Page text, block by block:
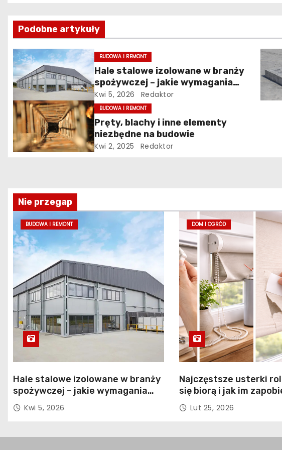
w
i
g
a
c
j
a
p
i
s
u
Podobne artykuły
BUDOWA I REMONT
Hale stalowe izolowane w branży
spożywczej – jakie wymagania
musi spełniać konstrukcja
obiektu?
Kwi 5, 2026 Redaktor
BUDOWA I REMONT
Pręty, blachy i inne elementy
niezbędne na budowie
Kwi 2, 2025 Redaktor
Nie przegap
BUDOWA I REMONT
Hale stalowe izolowane w branży
spożywczej – jakie wymagania
musi spełniać konstrukcja
obiektu?
Kwi 5, 2026
DOM I OGRÓD
Najczęstsze usterki
się biorą i jak im
Lut 25, 2026